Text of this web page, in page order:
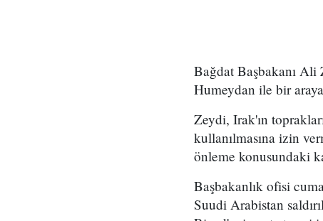
Bağdat Başbakanı
Humeydan ile bir
Zeydi, Irak'ın
kullanılmasına izin
önleme konusundaki
Başbakanlık ofisi
Suudi Arabistan